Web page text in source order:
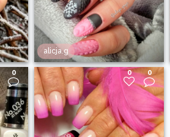
alicja.g
0 0 0